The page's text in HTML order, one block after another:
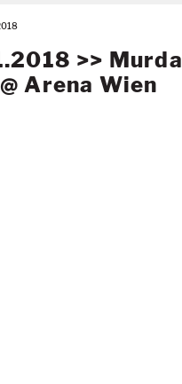
>> Murda
Arena Wien